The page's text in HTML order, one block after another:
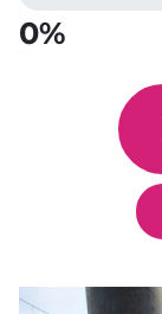
0%